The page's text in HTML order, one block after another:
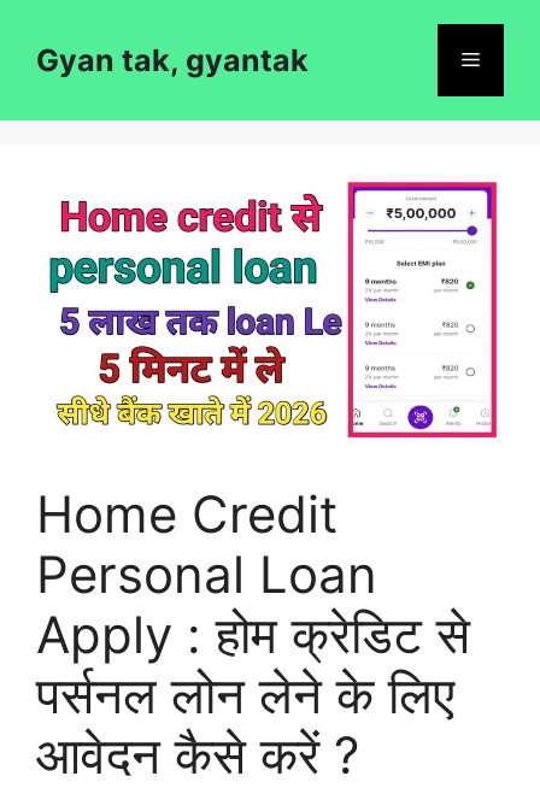
contentGyan tak, gyantak Menu
Home Credit
Personal Loan
Apply : होम क्रेडिट से
पर्सनल लोन लेने के लिए
आवेदन कैसे करें ?